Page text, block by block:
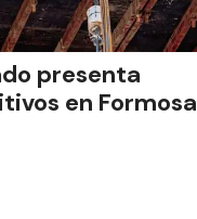
presenta
en Formosa